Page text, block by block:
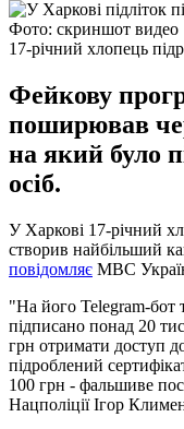
Фото: скриншот видео
17-річний хлопець
Фейкову
поширював
на який було
осіб.
У Харкові 17-річний
створив найбільший
повідомляє МВС
"На його Telegram-бот
підписано понад 20
грн отримати доступ
підроблений
100 грн - фальшиве
Нацполіції Ігор